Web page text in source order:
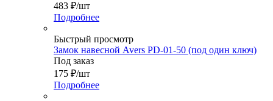
483 ₽/шт
Подробнее
Быстрый просмотр
Замок навесной Avers PD-01-50 (под один ключ)
Под заказ
175 ₽/шт
Подробнее